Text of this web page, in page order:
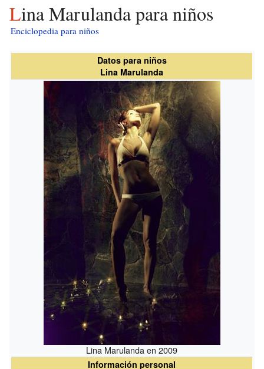
Lina Marulanda para niños
Enciclopedia para niños
Datos para niños
Lina Marulanda
Lina Marulanda en 2009
Información personal